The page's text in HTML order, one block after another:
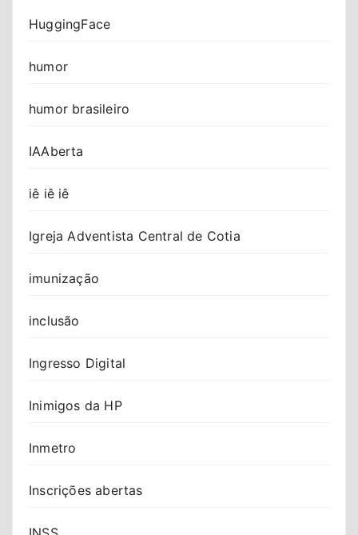
HuggingFace
humor
humor brasileiro
IAAberta
iê iê iê
Igreja Adventista Central de Cotia
imunização
inclusão
Ingresso Digital
Inimigos da HP
Inmetro
Inscrições abertas